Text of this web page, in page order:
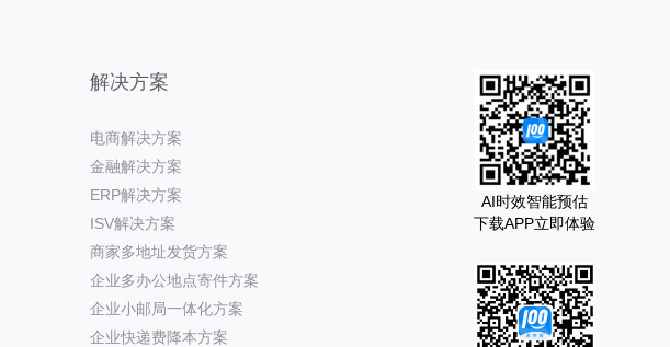
解决方案
电商解决方案
金融解决方案
ERP解决方案
ISV解决方案
商家多地址发货方案
企业多办公地点寄件方案
企业小邮局一体化方案
企业快递费降本方案
AI时效智能预估
下载APP立即体验